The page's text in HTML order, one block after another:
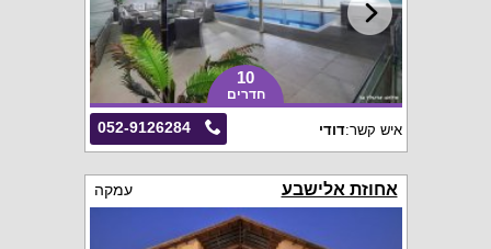
10
חדרים
052-9126284 איש קשר:דודי
אחוזת אלישבע עמקה